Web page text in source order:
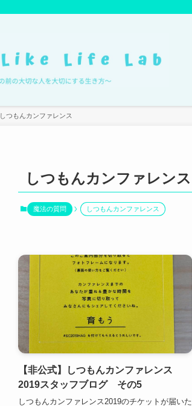
しつもんカンファレンス
しつもんカンファレンス
魔法の質問 しつもんカンファレンス
【非公式】しつもんカンファレンス
2019スタッフブログ その5
しつもんカンファレンス2019のチケットが届いた